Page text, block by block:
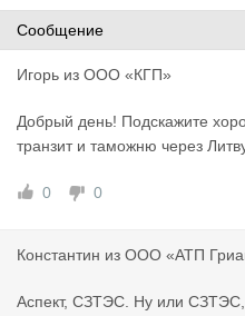
Сообщение
Игорь из ООО «КГП»
Добрый день! Подскажите
транзит и таможню через
0 0
Константин из ООО «АТП
Аспект, СЗТЭС. Ну или